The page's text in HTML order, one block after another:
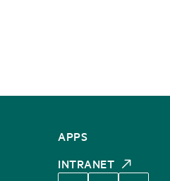
CONTACT
APPS
INTRANET